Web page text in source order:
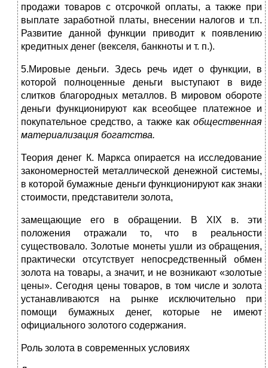
продажи товаров с отсрочкой оплаты, а также при
выплате заработной платы, внесении налогов и т.п.
Развитие данной функции приводит к появлению
кредитных денег (векселя, банкноты и т. п.).
5.Мировые деньги. Здесь речь идет о функции, в
которой полноценные деньги выступают в виде
слитков благородных металлов. В мировом обороте
деньги функционируют как всеобщее платежное и
покупательное средство, а также как общественная
материализация богатства.
Теория денег К. Маркса опирается на исследование
закономерностей металлической денежной системы,
в которой бумажные деньги функционируют как знаки
стоимости, представители золота,
замещающие его в обращении. В XIX в. эти
положения отражали то, что в реальности
существовало. Золотые монеты ушли из обращения,
практически отсутствует непосредственный обмен
золота на товары, а значит, и не возникают «золотые
цены». Сегодня цены товаров, в том числе и золота
устанавливаются на рынке исключительно при
помощи бумажных денег, которые не имеют
официального золотого содержания.
Роль золота в современных условиях